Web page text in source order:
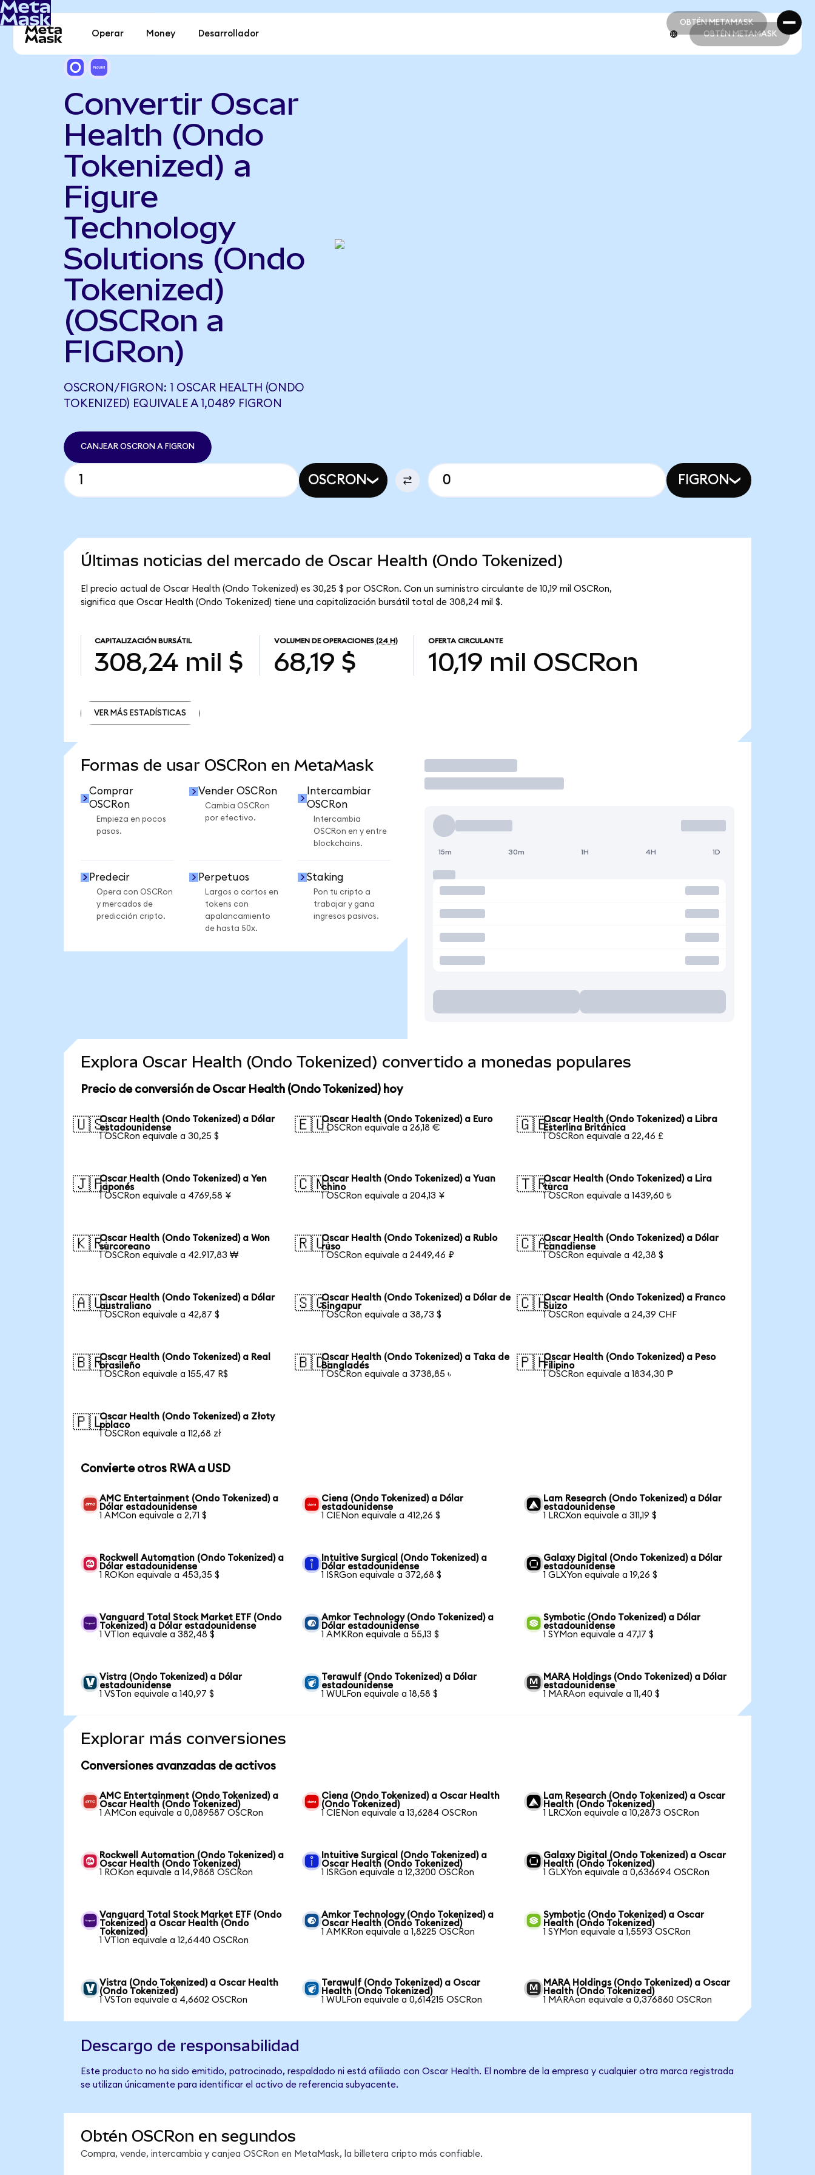
OBTÉN METAMASK
OBTÉN METAMASK
Operar Money Desarrollador OBTÉN METAMASK
Convertir Oscar
Health (Ondo
Tokenized) a
Figure
Technology
Solutions (Ondo
Tokenized)
(OSCRon a
FIGRon)
OSCRON/FIGRON: 1 OSCAR HEALTH (ONDO
TOKENIZED) EQUIVALE A 1,0489 FIGRON
CANJEAR OSCRON A FIGRON
OSCRON FIGRON
Últimas noticias del mercado de Oscar Health (Ondo Tokenized)
El precio actual de Oscar Health (Ondo Tokenized) es 30,25 $ por OSCRon. Con un suministro circulante de 10,19 mil OSCRon,
significa que Oscar Health (Ondo Tokenized) tiene una capitalización bursátil total de 308,24 mil $.
CAPITALIZACIÓN BURSÁTIL
308,24 mil $
VOLUMEN DE OPERACIONES (24 H)
68,19 $
OFERTA CIRCULANTE
10,19 mil OSCRon
VER MÁS ESTADÍSTICAS
Formas de usar OSCRon en MetaMask
Comprar
OSCRon
Empieza en pocos
pasos.
Vender OSCRon
Cambia OSCRon
por efectivo.
Intercambiar
OSCRon
Intercambia
OSCRon en y entre
blockchains.
Predecir
Opera con OSCRon
y mercados de
predicción cripto.
Perpetuos
Largos o cortos en
tokens con
apalancamiento
de hasta 50x.
Staking
Pon tu cripto a
trabajar y gana
ingresos pasivos.
Operar
15m 30m 1H 4H 1D
Explora Oscar Health (Ondo Tokenized) convertido a monedas populares
Precio de conversión de Oscar Health (Ondo Tokenized) hoy
🇺🇸Oscar Health (Ondo Tokenized) a Dólar
estadounidense
1 OSCRon equivale a 30,25 $
🇪🇺Oscar Health (Ondo Tokenized) a Euro
1 OSCRon equivale a 26,18 €
🇬🇧Oscar Health (Ondo Tokenized) a Libra
Esterlina Británica
1 OSCRon equivale a 22,46 £
🇯🇵Oscar Health (Ondo Tokenized) a Yen
japonés
1 OSCRon equivale a 4769,58 ¥
🇨🇳Oscar Health (Ondo Tokenized) a Yuan
chino
1 OSCRon equivale a 204,13 ¥
🇹🇷Oscar Health (Ondo Tokenized) a Lira
turca
1 OSCRon equivale a 1439,60 ₺
🇰🇷Oscar Health (Ondo Tokenized) a Won
surcoreano
1 OSCRon equivale a 42.917,83 ₩
🇷🇺Oscar Health (Ondo Tokenized) a Rublo
ruso
1 OSCRon equivale a 2449,46 ₽
🇨🇦Oscar Health (Ondo Tokenized) a Dólar
canadiense
1 OSCRon equivale a 42,38 $
🇦🇺Oscar Health (Ondo Tokenized) a Dólar
australiano
1 OSCRon equivale a 42,87 $
🇸🇬Oscar Health (Ondo Tokenized) a Dólar de
Singapur
1 OSCRon equivale a 38,73 $
🇨🇭Oscar Health (Ondo Tokenized) a Franco
Suizo
1 OSCRon equivale a 24,39 CHF
🇧🇷Oscar Health (Ondo Tokenized) a Real
brasileño
1 OSCRon equivale a 155,47 R$
🇧🇩Oscar Health (Ondo Tokenized) a Taka de
Bangladés
1 OSCRon equivale a 3738,85 ৳
🇵🇭Oscar Health (Ondo Tokenized) a Peso
Filipino
1 OSCRon equivale a 1834,30 ₱
🇵🇱Oscar Health (Ondo Tokenized) a Złoty
polaco
1 OSCRon equivale a 112,68 zł
Convierte otros RWA a USD
AMC Entertainment (Ondo Tokenized) a
Dólar estadounidense
1 AMCon equivale a 2,71 $
Ciena (Ondo Tokenized) a Dólar
estadounidense
1 CIENon equivale a 412,26 $
Lam Research (Ondo Tokenized) a Dólar
estadounidense
1 LRCXon equivale a 311,19 $
Rockwell Automation (Ondo Tokenized) a
Dólar estadounidense
1 ROKon equivale a 453,35 $
Intuitive Surgical (Ondo Tokenized) a
Dólar estadounidense
1 ISRGon equivale a 372,68 $
Galaxy Digital (Ondo Tokenized) a Dólar
estadounidense
1 GLXYon equivale a 19,26 $
Vanguard Total Stock Market ETF (Ondo
Tokenized) a Dólar estadounidense
1 VTIon equivale a 382,48 $
Amkor Technology (Ondo Tokenized) a
Dólar estadounidense
1 AMKRon equivale a 55,13 $
Symbotic (Ondo Tokenized) a Dólar
estadounidense
1 SYMon equivale a 47,17 $
Vistra (Ondo Tokenized) a Dólar
estadounidense
1 VSTon equivale a 140,97 $
Terawulf (Ondo Tokenized) a Dólar
estadounidense
1 WULFon equivale a 18,58 $
MARA Holdings (Ondo Tokenized) a Dólar
estadounidense
1 MARAon equivale a 11,40 $
Explorar más conversiones
Conversiones avanzadas de activos
AMC Entertainment (Ondo Tokenized) a
Oscar Health (Ondo Tokenized)
1 AMCon equivale a 0,089587 OSCRon
Ciena (Ondo Tokenized) a Oscar Health
(Ondo Tokenized)
1 CIENon equivale a 13,6284 OSCRon
Lam Research (Ondo Tokenized) a Oscar
Health (Ondo Tokenized)
1 LRCXon equivale a 10,2873 OSCRon
Rockwell Automation (Ondo Tokenized) a
Oscar Health (Ondo Tokenized)
1 ROKon equivale a 14,9868 OSCRon
Intuitive Surgical (Ondo Tokenized) a
Oscar Health (Ondo Tokenized)
1 ISRGon equivale a 12,3200 OSCRon
Galaxy Digital (Ondo Tokenized) a Oscar
Health (Ondo Tokenized)
1 GLXYon equivale a 0,636694 OSCRon
Vanguard Total Stock Market ETF (Ondo
Tokenized) a Oscar Health (Ondo
Tokenized)
1 VTIon equivale a 12,6440 OSCRon
Amkor Technology (Ondo Tokenized) a
Oscar Health (Ondo Tokenized)
1 AMKRon equivale a 1,8225 OSCRon
Symbotic (Ondo Tokenized) a Oscar
Health (Ondo Tokenized)
1 SYMon equivale a 1,5593 OSCRon
Vistra (Ondo Tokenized) a Oscar Health
(Ondo Tokenized)
1 VSTon equivale a 4,6602 OSCRon
Terawulf (Ondo Tokenized) a Oscar
Health (Ondo Tokenized)
1 WULFon equivale a 0,614215 OSCRon
MARA Holdings (Ondo Tokenized) a Oscar
Health (Ondo Tokenized)
1 MARAon equivale a 0,376860 OSCRon
Descargo de responsabilidad
Este producto no ha sido emitido, patrocinado, respaldado ni está afiliado con Oscar Health. El nombre de la empresa y cualquier otra marca registrada
se utilizan únicamente para identificar el activo de referencia subyacente.
Obtén OSCRon en segundos
Compra, vende, intercambia y canjea OSCRon en MetaMask, la billetera cripto más confiable.